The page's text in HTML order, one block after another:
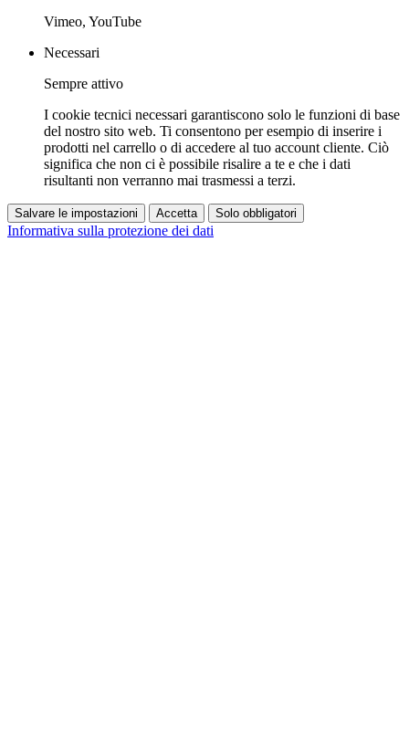
Vimeo, YouTube
Necessari
Sempre attivo
I cookie tecnici necessari garantiscono solo le funzioni di base
del nostro sito web. Ti consentono per esempio di inserire i
prodotti nel carrello o di accedere al tuo account cliente. Ciò
significa che non ci è possibile risalire a te e che i dati
risultanti non verranno mai trasmessi a terzi.
Salvare le impostazioni Accetta Solo obbligatori
Informativa sulla protezione dei dati